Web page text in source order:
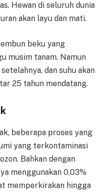
Hewan di seluruh dunia
akan layu dan mati.
beku yang
musim tanam. Namun
dan suhu akan
25 tahun mendatang.
beberapa proses yang
yang terkontaminasi
Bahkan dengan
menggunakan 0,03%
memperkirakan hingga